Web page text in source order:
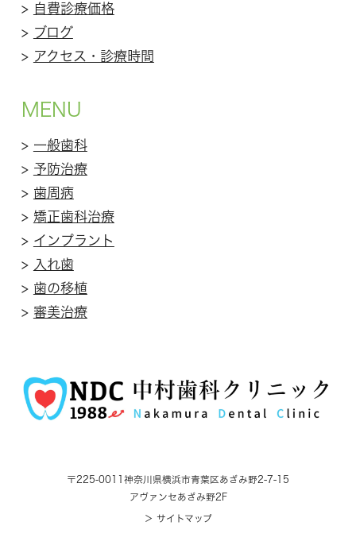
> 自費診療価格
> ブログ
> アクセス・診療時間
MENU
> 一般歯科
> 予防治療
> 歯周病
> 矯正歯科治療
> インプラント
> 入れ歯
> 歯の移植
> 審美治療
〒225-0011 神奈川県横浜市青葉区あざみ野2-7-15
アヴァンセあざみ野2F
＞ サイトマップ